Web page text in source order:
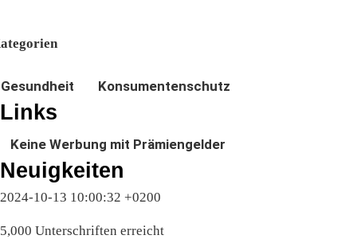
Gesundheit Konsumentenschutz
Links
Keine Werbung mit Prämiengelder
Neuigkeiten
2024-10-13 10:00:32 +0200
5,000 Unterschriften erreicht